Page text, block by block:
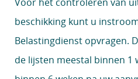
beschikking kunt u
Belastingdienst opvragen.
de lijsten meestal binnen 1